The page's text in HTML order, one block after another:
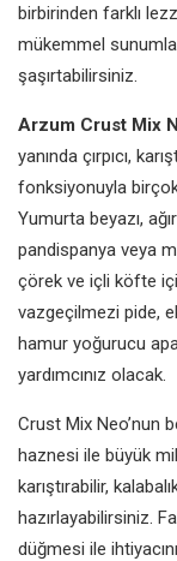
birbirinden farklı
mükemmel
şaşırtabilirsiniz.
Arzum Crust Mix
yanında çırpıcı,
fonksiyonuyla birçok
Yumurta beyazı,
pandispanya veya
çörek ve içli köfte için
vazgeçilmezi pide,
hamur yoğurucu
yardımcınız olacak.
Crust Mix Neo’nun
haznesi ile büyük
karıştırabilir,
hazırlayabilirsiniz.
düğmesi ile